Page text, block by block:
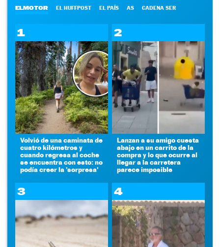
ELMOTOR EL HUFFPOST EL PAÍS AS CADENA SER
1
Volvió de una caminata de
cuatro kilómetros y
cuando regresa al coche
se encuentra con esto: no
podía creer la 'sorpresa'
2
Lanzan a su amigo cuesta
abajo en un carrito de la
compra y lo que ocurre al
llegar a la carretera
parece imposible
3 4